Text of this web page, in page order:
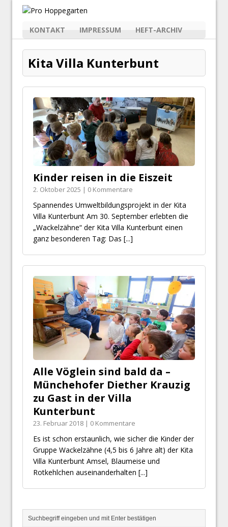
KONTAKT IMPRESSUM HEFT-ARCHIV
Kita Villa Kunterbunt
Kinder reisen in die Eiszeit
2. Oktober 2025 | 0 Kommentare
Spannendes Umweltbildungsprojekt in der Kita
Villa Kunterbunt Am 30. September erlebten die
„Wackelzähne“ der Kita Villa Kunterbunt einen
ganz besonderen Tag: Das [...]
Alle Vöglein sind bald da –
Münchehofer Diether Krauzig
zu Gast in der Villa
Kunterbunt
23. Februar 2018 | 0 Kommentare
Es ist schon erstaunlich, wie sicher die Kinder der
Gruppe Wackelzähne (4,5 bis 6 Jahre alt) der Kita
Villa Kunterbunt Amsel, Blaumeise und
Rotkehlchen auseinanderhalten [...]